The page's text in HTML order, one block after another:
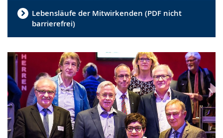
Lebensläufe der Mitwirkenden (PDF nicht
barrierefrei)